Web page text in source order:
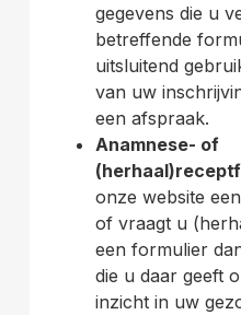
gegevens die u
betreffende
uitsluitend
van uw
een afspraak.
Anamnese- of
onze website
of vraagt u
een formulier
die u daar geeft
inzicht in uw